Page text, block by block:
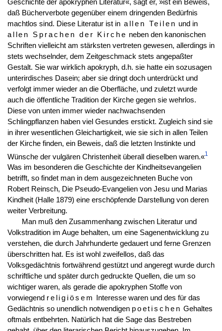
Geschichte der apokryphen Literatur«, sagt er, »ist ein Beweis,
daß Bücherverbote gegenüber einem dringenden Bedürfnis
machtlos sind. Diese Literatur ist inallen Teilen und in
allen Sprachen der Kirche neben den kanonischen
Schriften vielleicht am stärksten vertreten gewesen, allerdings in
stets wechselnder, dem Zeitgeschmack stets angepaßter
Gestalt. Sie war wirklich apokryph, d.h. sie hatte ein sozusagen
unterirdisches Dasein; aber sie dringt doch unterdrückt und
verfolgt immer wieder an die Oberfläche, und zuletzt wurde
auch die öffentliche Tradition der Kirche gegen sie wehrlos.
Diese von unten immer wieder nachwachsenden
Schlingpflanzen haben viel Gesundes erstickt. Zugleich sind sie
in ihrer wesentlichen Gleichartigkeit, wie sie sich in allen Teilen
der Kirche finden, ein Beweis, daß die letzten Instinkte und
Wünsche der vulgären Christenheit überall dieselben waren.«1
Was im besonderen die Geschichte der Kindheitsevangelien
betrifft, so findet man in dem ausgezeichneten Buche von
Robert Reinsch, Die Pseudo-Evangelien von Jesu und Marias
Kindheit (Halle 1879) eine erschöpfende Darstellung von deren
weiter Verbreitung.
Man muß den Zusammenhang zwischen Literatur und
Volkstradition im Auge behalten, um eine Sagenentwicklung zu
verstehen, die durch Jahrhunderte gedauert und ferne Grenzen
überschritten hat. Es ist wohl zweifellos, daß das
Volksgedächtnis fortwährend gestützt und angeregt wurde durch
schriftliche und später durch gedruckte Quellen, die um so
wichtiger waren, als gerade die apokryphen Stoffe von
vorwiegend religiösem
Interesse waren und des für das
Gedächtnis so unendlich notwendigen poetischen Gehaltes
oftmals entbehrten. Natürlich hat die Sage das Bestreben